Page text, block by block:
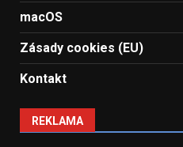
macOS
Zásady cookies (EU)
Kontakt
REKLAMA